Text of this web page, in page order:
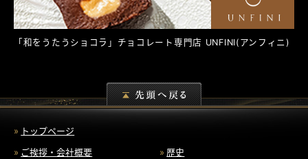
「和をうたうショコラ」チョコレート専門店 UNFINI(アンフィニ)
トップページ
ご挨拶・会社概要
歴史